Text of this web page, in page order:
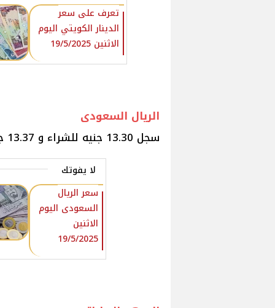
تعرف على سعر
الدينار الكويتي اليوم
الاثنين 19/5/2025
الريال السعودى
سجل 13.30 جنيه للشراء و 13.37 جنيه للبيع.
لا يفوتك
سعر الريال
السعودى اليوم
الاثنين
19/5/2025